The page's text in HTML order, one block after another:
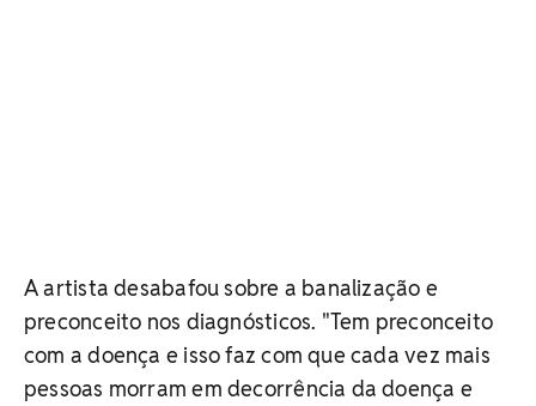
A artista desabafou sobre a banalização e
preconceito nos diagnósticos. "Tem preconceito
com a doença e isso faz com que cada vez mais
pessoas morram em decorrência da doença e